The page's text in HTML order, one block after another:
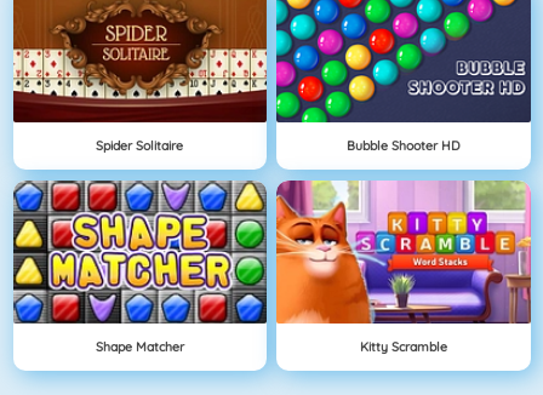
Spider Solitaire Bubble Shooter HD
Shape Matcher Kitty Scramble